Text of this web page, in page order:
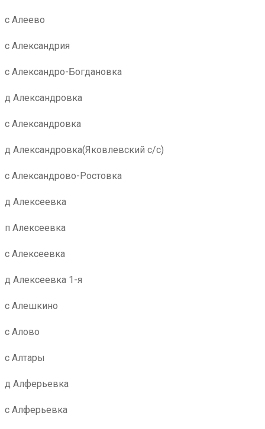
с Алеево
с Александрия
с Александро-Богдановка
д Александровка
с Александровка
д Александровка(Яковлевский с/с)
с Александрово-Ростовка
д Алексеевка
п Алексеевка
с Алексеевка
д Алексеевка 1-я
с Алешкино
с Алово
с Алтары
д Алферьевка
с Алферьевка